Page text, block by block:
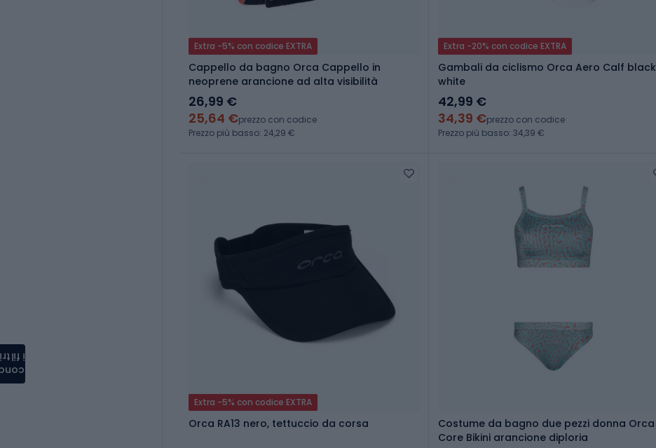
Extra -5% con codice EXTRA
Cappello da bagno Orca Cappello in
neoprene arancione ad alta visibilità
26,99 €
25,64 €prezzo con codice
Prezzo più basso: 24,29 €
Extra -20% con codice EXTRA
Gambali da ciclismo Orca Aero Calf black
white
42,99 €
34,39 €prezzo con codice
Prezzo più basso: 34,39 €
Extra -5% con codice EXTRA
Orca RA13 nero, tettuccio da corsa
Costume da bagno due pezzi donna Orca
Core Bikini arancione diploria
i filtri